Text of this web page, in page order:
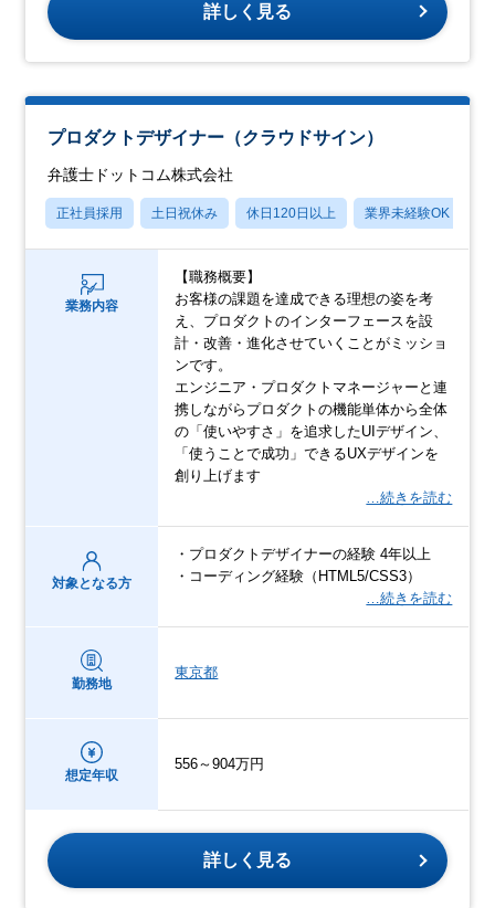
詳しく見る
プロダクトデザイナー（クラウドサイン）
弁護士ドットコム株式会社
正社員採用 土日祝休み 休日120日以上 業界未経験OK
業務内容
【職務概要】
お客様の課題を達成できる理想の姿を考
え、プロダクトのインターフェースを設
計・改善・進化させていくことがミッショ
ンです。
エンジニア・プロダクトマネージャーと連
携しながらプロダクトの機能単体から全体
の「使いやすさ」を追求したUIデザイン、
「使うことで成功」できるUXデザインを
創り上げます
…続きを読む
対象となる方
・プロダクトデザイナーの経験 4年以上
・コーディング経験（HTML5/CSS3）
…続きを読む
勤務地
東京都
想定年収
556～904万円
詳しく見る